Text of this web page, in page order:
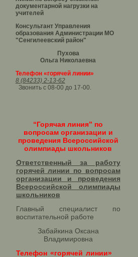
документарной нагрузки на
учителей
Консультант Управления
образования Администрации МО
"Сенгилеевский район"
Пухова
Ольга Николаевна
Телефон «горячей линии»
8 (84233) 2-13-62
Звонить с 08-00 до 17-00.
“Горячая линия” по
вопросам организации и
проведения Всероссийской
олимпиады школьников
Ответственный за работу
горячей линии по вопросам
организации и проведения
Всероссийской олимпиады
школьников​
Главный специалист по
воспитательной работе
Забайкина Оксана
Владимировна
Телефон «горячей линии»